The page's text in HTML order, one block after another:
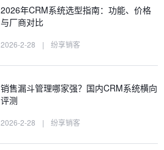
2026年CRM系统选型指南：功能、价格
与厂商对比
2026-2-28 | 纷享销客
销售漏斗管理哪家强？国内CRM系统横向
评测
2026-2-28 | 纷享销客